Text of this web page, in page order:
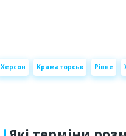
Херсон Краматорськ Рівне